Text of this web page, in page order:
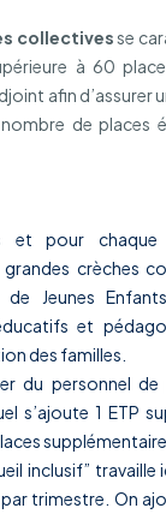
collectivesse
à 60
afin d’assurer
de places
pour chaque
grandes crèches
Jeunes
et
des familles.
du personnel
s’ajoute 1 ETP
inclusif” travaille
trimestre. On